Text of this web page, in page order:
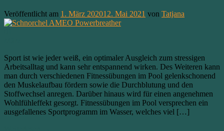
Veröffentlicht am 1. März 202012. Mai 2021 von Tatjana
Sport ist wie jeder weiß, ein optimaler Ausgleich zum stressigen
Arbeitsalltag und kann sehr entspannend wirken. Des Weiteren kann
man durch verschiedenen Fitnessübungen im Pool gelenkschonend
den Muskelaufbau fördern sowie die Durchblutung und den
Stoffwechsel anregen. Darüber hinaus wird für einen angenehmen
Wohlfühleffekt gesorgt. Fitnessübungen im Pool versprechen ein
ausgefallenes Sportprogramm im Wasser, welches viel […]